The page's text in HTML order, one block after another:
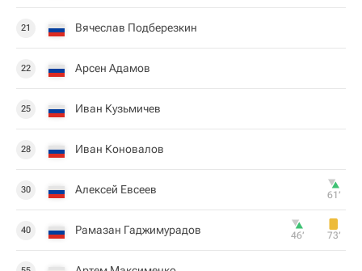
21 Вячеслав Подберезкин
22 Арсен Адамов
25 Иван Кузьмичев
28 Иван Коновалов
30 Алексей Евсеев 61‎’‎
40 Рамазан Гаджимурадов 46‎’‎ 73‎’‎